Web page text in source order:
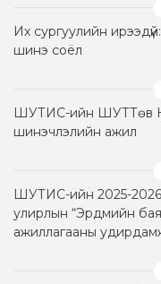
Их сургуулийн
шинэ соёл
ШУТИС-ийн ШУТТөв
шинэчлэлийн ажил
ШУТИС-ийн 2025-
улирлын “Эрдмийн
ажиллагааны